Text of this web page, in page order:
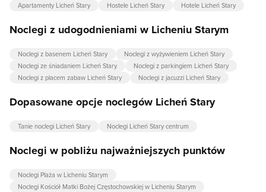
Apartamenty Licheń Stary
Hostele Licheń Stary Hotele Licheń Stary
Noclegi z udogodnieniami w Licheniu Starym
Noclegi z basenem Licheń Stary
Noclegi z wyżywieniem Licheń Stary
Noclegi ze śniadaniem Licheń Stary
Noclegi z parkingiem Licheń Stary
Noclegi z placem zabaw Licheń Stary
Noclegi z jacuzzi Licheń Stary
Dopasowane opcje noclegów Licheń Stary
Tanie noclegi Licheń Stary Noclegi Licheń Stary centrum
Noclegi w pobliżu najważniejszych punktów
Noclegi Plaża w Licheniu Starym
Noclegi Kościół Matki Bożej Częstochowskiej w Licheniu Starym